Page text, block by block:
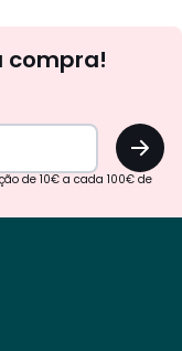
compra!
OK
de 10€ a cada 100€ de